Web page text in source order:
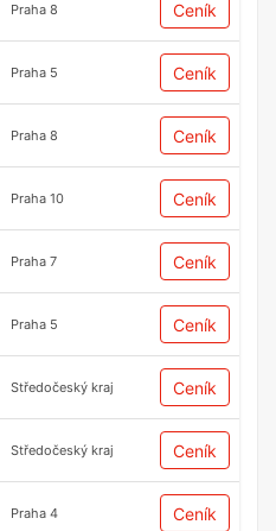
Praha 8 Ceník
Praha 5 Ceník
Praha 8 Ceník
Praha 10 Ceník
Praha 7 Ceník
Praha 5 Ceník
Středočeský kraj Ceník
Středočeský kraj Ceník
Praha 4 Ceník